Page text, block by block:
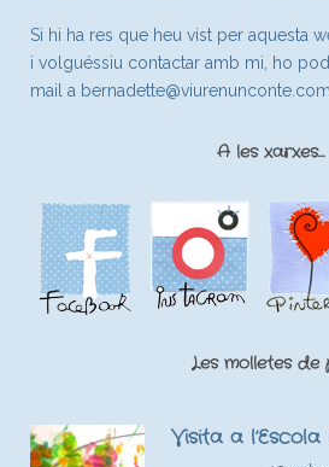
Si hi ha res que heu vist per aquesta
i volguéssiu contactar amb mi, ho
mail a bernadette@viurenunconte.com
A les xarxes…
Les molletes de
Visita a l’Escola